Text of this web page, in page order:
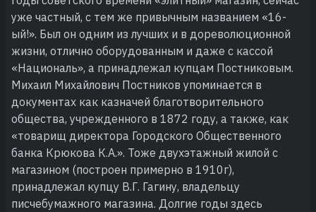
уже частный, с тем же привычным названием «16-
ый!». Был он одним из лучших и в дореволюционной
жизни, отлично оборудованным и даже с кассой
«Националь», а принадлежал купцам Постниковым.
Михаил Михайлович Постников упоминается в
документах как казначей благотворительного
общества, учрежденного в 1872 году, а также, как
«товарищ директора Городского Общественного
банка Крюкова К.А.». Тоже двухэтажный жилой с
магазином (построен примерно в 1910г),
принадлежал купцу В.Г. Гагину, владельцу
писчебумажного магазина. Долгие годы здесь